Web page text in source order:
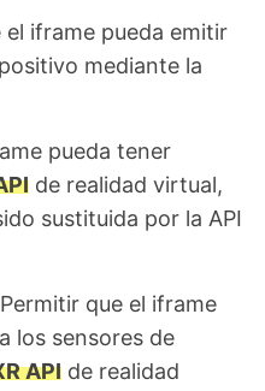
el iframe pueda emitir
mediante la
pueda tener
de realidad virtual,
sustituida por la API
que el iframe
los sensores de
API de realidad